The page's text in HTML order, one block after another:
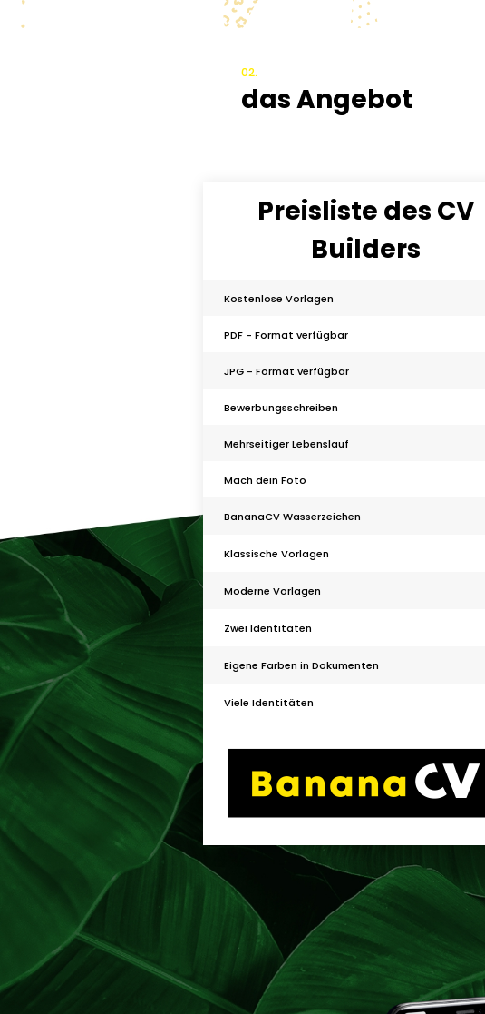
02.
das Angebot
Preisliste des CV
Builders
Kostenlose Vorlagen
PDF - Format verfügbar
JPG - Format verfügbar
Bewerbungsschreiben
Mehrseitiger Lebenslauf
Mach dein Foto
BananaCV Wasserzeichen
Klassische Vorlagen
Moderne Vorlagen
Zwei Identitäten
Eigene Farben in Dokumenten
Viele Identitäten